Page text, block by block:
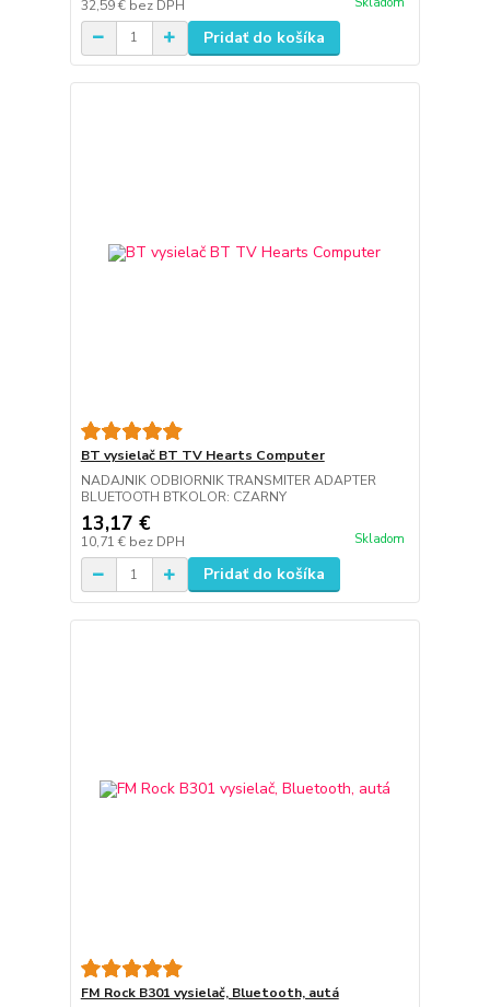
32,59 € bez DPH
Pridať do košíka
BT vysielač BT TV Hearts Computer
NADAJNIK ODBIORNIK TRANSMITER ADAPTER
BLUETOOTH BTKOLOR: CZARNY
13,17 €
10,71 € bez DPH Skladom
Pridať do košíka
FM Rock B301 vysielač, Bluetooth, autá